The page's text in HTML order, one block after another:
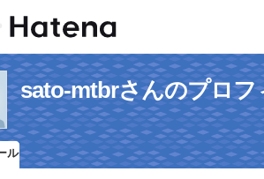
sato-mtbrさんのプロフ
ル